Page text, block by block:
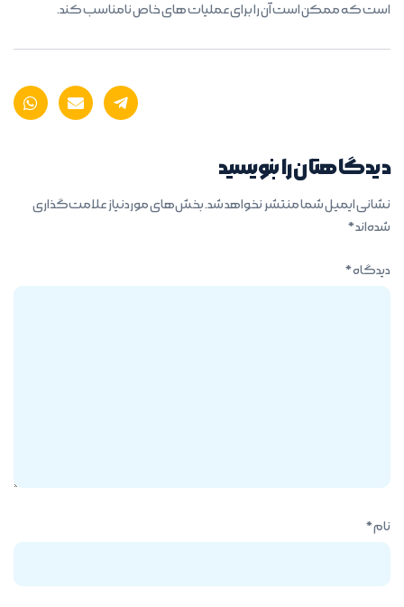
است که ممکن است آن را برای عملیات های خاص نامناسب کند.
دیدگاهتان را بنویسید
نشانی ایمیل شما منتشر نخواهد شد.بخش‌های موردنیاز علامت‌گذاری
شده‌اند*
دیدگاه*
نام*